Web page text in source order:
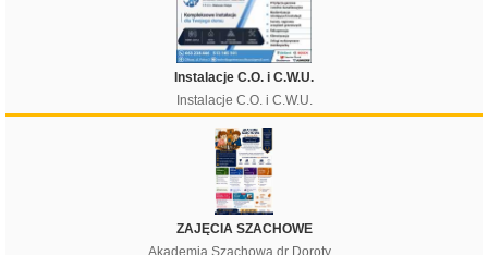
Instalacje C.O. i C.W.U.
Instalacje C.O. i C.W.U.
ZAJĘCIA SZACHOWE
Akademia Szachowa dr Doroty...